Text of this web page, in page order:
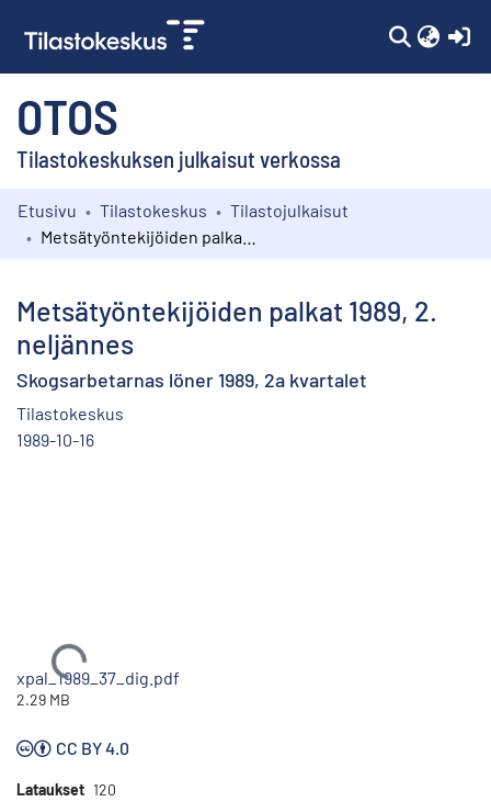
OTOS
Tilastokeskuksen julkaisut verkossa
Kokoelmat
Etusivu Tilastokeskus
Tilastojulkaisut
Metsätyöntekijöiden palkat 1989, 2.
neljännes
Skogsarbetarnas löner 1989, 2a kvartalet
Tilastokeskus
1989-10-16
Ladataan...
xpal_1989_37_dig.pdf
2.29 MB
CC BY 4.0
Lataukset 120